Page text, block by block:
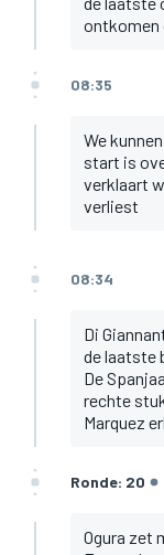
ontkomen
08:35
We
start is
verklaart
verliest
08:34
Di
de laatste
De
rechte
Marquez
Ronde: 20
Ogura zet